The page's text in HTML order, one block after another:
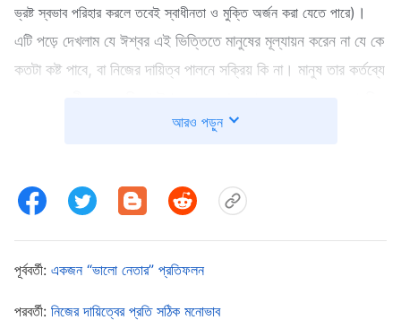
ভ্রষ্ট স্বভাব পরিহার করলে তবেই স্বাধীনতা ও মুক্তি অর্জন করা যেতে পারে) ।
এটি পড়ে দেখলাম যে ঈশ্বর এই ভিত্তিতে মানুষের মূল্যায়ন করেন না যে কে
কতটা কষ্ট পাবে, বা নিজের দায়িত্ব পালনে সক্রিয় কি না। মানুষ তার কর্তব্যে
গির্জার স্বার্থ রক্ষা করছে কিনা, এবং তারা ঈশ্বরকে সন্তুষ্ট করার চেষ্টা করে কি
তোলা, ঈশ্বর কখনই তাতে সম্মতি দেবেন না, এবং তিনি অন্যায়কারী হিসাবে
আপনার নিন্দা করবেন। আমি জানতাম নবাগতদের অনুশীলন করা গুরুত্বপূর্ণ।
সেটা সিঞ্চনকারী কর্মীদের অভাবের সমস্যার সমাধান করতে পারত, এবং
নবাগতরাও তাদের দায়িত্ব পালন করতে পারত, সত্য এবং ঈশ্বরের কাজ
আরও পড়ুন
পূর্ববর্তী: একজন “ভালো নেতার” প্রতিফলন
পরবর্তী: নিজের দায়িত্বের প্রতি সঠিক মনোভাব